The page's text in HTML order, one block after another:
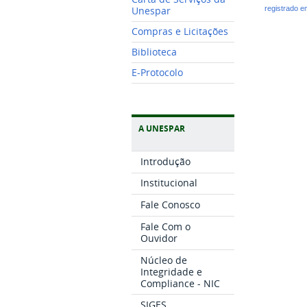
Unespar
Compras e Licitações
Biblioteca
E-Protocolo
A UNESPAR
Introdução
Institucional
Fale Conosco
Fale Com o
Ouvidor
Núcleo de
Integridade e
Compliance - NIC
registrado